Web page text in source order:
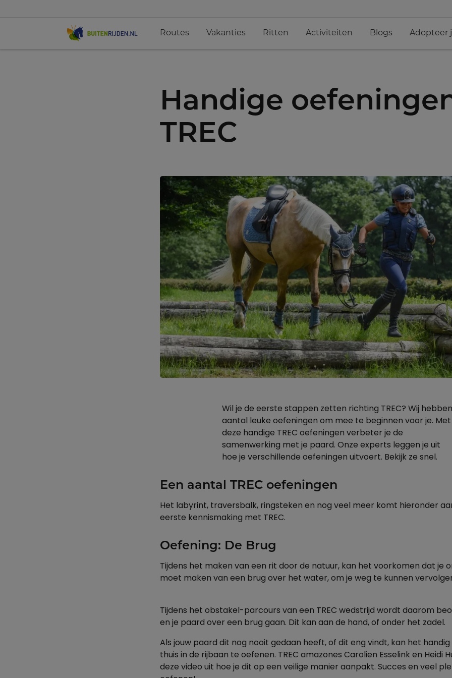
Routes Vakanties Ritten Activiteiten Blogs Adopteer
Handige
TREC
Wil je de eerste stappen zetten richting TREC? Wij
aantal leuke oefeningen om mee te beginnen voor je. Met
deze handige TREC oefeningen verbeter je de
samenwerking met je paard. Onze experts leggen je uit
hoe je verschillende oefeningen uitvoert. Bekijk ze snel.
Een aantal TREC oefeningen
Het labyrint, traversbalk, ringsteken en nog veel meer komt hieronder
eerste kennismaking met TREC.
Oefening: De Brug
Tijdens het maken van een rit door de natuur, kan het voorkomen dat je
moet maken van een brug over het water, om je weg te kunnen
Tijdens het obstakel-parcours van een TREC wedstrijd wordt daarom
en je paard over een brug gaan. Dit kan aan de hand, of onder het zadel.
Als jouw paard dit nog nooit gedaan heeft, of dit eng vindt, kan het
thuis in de rijbaan te oefenen. TREC amazones Carolien Esselink en Heidi
deze video uit hoe je dit op een veilige manier aanpakt. Succes en veel